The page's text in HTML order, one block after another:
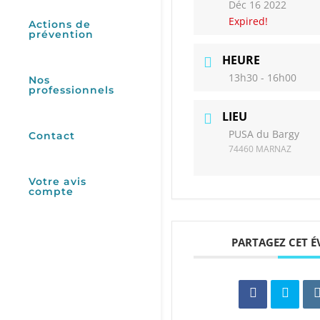
Actions de
prévention
Nos
professionnels
Contact
Votre avis
compte
Déc 16 2022
Expired!
HEURE
13h30 - 16h00
LIEU
PUSA du Bargy
74460 MARNAZ
PARTAGEZ CET